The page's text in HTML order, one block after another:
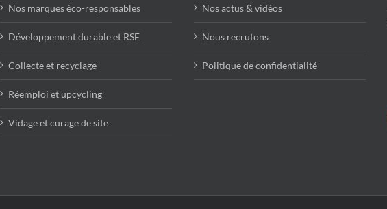
Nos marques éco-responsables
Développement durable et RSE
Collecte et recyclage
Réemploi et upcycling
Vidage et curage de site
Nos actus & vidéos
Nous recrutons
Politique de confidentialité